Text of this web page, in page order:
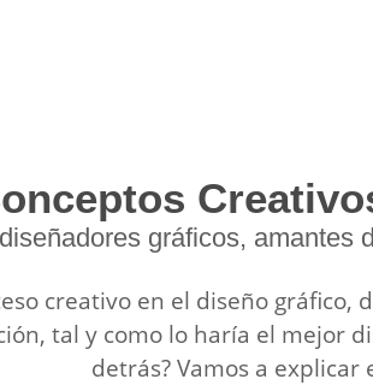
gráficos, amantes
creativo en el diseño
tal y como lo haría el mejor
detrás? Vamos a